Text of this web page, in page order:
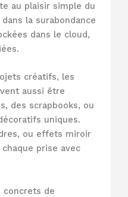
au plaisir simple du
la surabondance
dans le cloud,
créatifs, les
aussi être
des scrapbooks, ou
uniques.
ou effets miroir
prise avec
concrets de